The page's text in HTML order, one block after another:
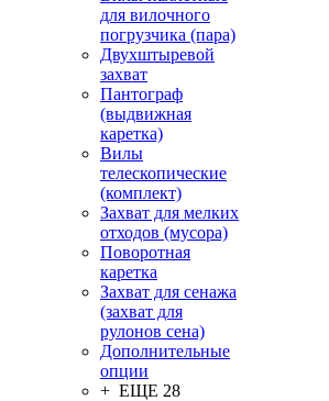
для вилочного
погрузчика (пара)
Двухштыревой
захват
Пантограф
(выдвижная
каретка)
Вилы
телескопические
(комплект)
Захват для мелких
отходов (мусора)
Поворотная
каретка
Захват для сенажа
(захват для
рулонов сена)
Дополнительные
опции
+ ЕЩЕ 28